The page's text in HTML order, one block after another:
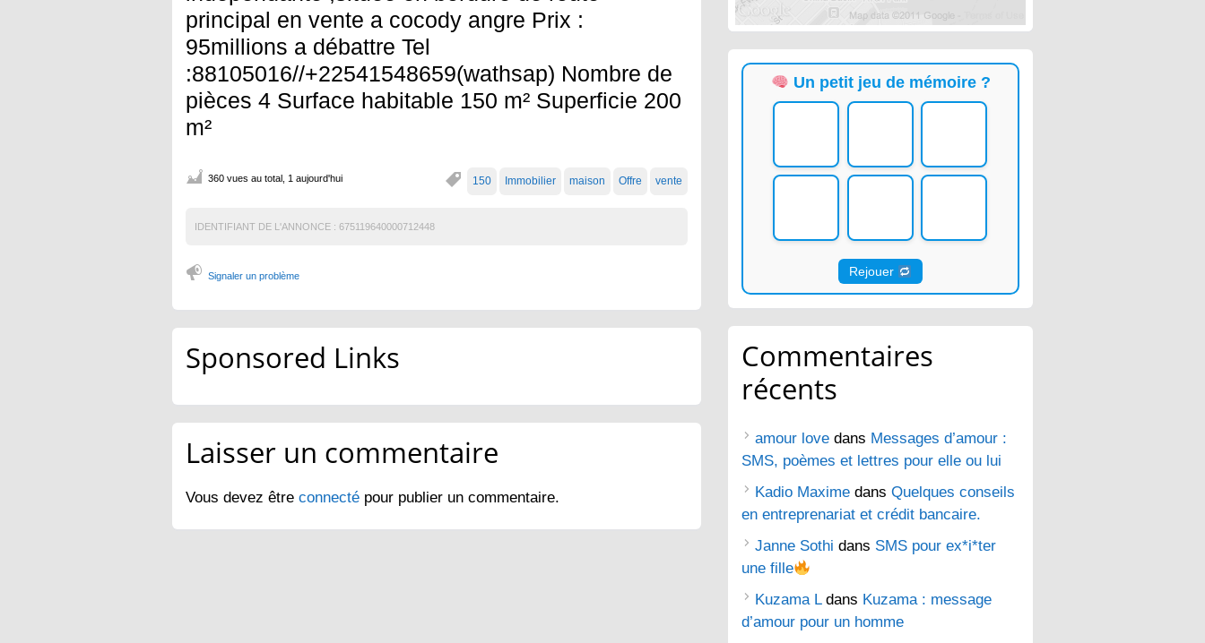
principal en vente a cocody angre Prix :
95millions a débattre Tel
:88105016//+22541548659(wathsap) Nombre de
pièces 4 Surface habitable 150 m² Superficie 200
m²
150 Immobilier maison Offre vente
360 vues au total, 1 aujourd'hui
IDENTIFIANT DE L'ANNONCE : 675119640000712448
Signaler un problème
Sponsored Links
Laisser un commentaire
Vous devez être connecté pour publier un commentaire.
Un petit jeu de mémoire ?
Rejouer
Commentaires
récents
amour love dans Messages d’amour :
SMS, poèmes et lettres pour elle ou lui
Kadio Maxime dans Quelques conseils
en entreprenariat et crédit bancaire.
Janne Sothi dans SMS pour ex*i*ter
une fille
Kuzama Ldans Kuzama : message
d’amour pour un homme